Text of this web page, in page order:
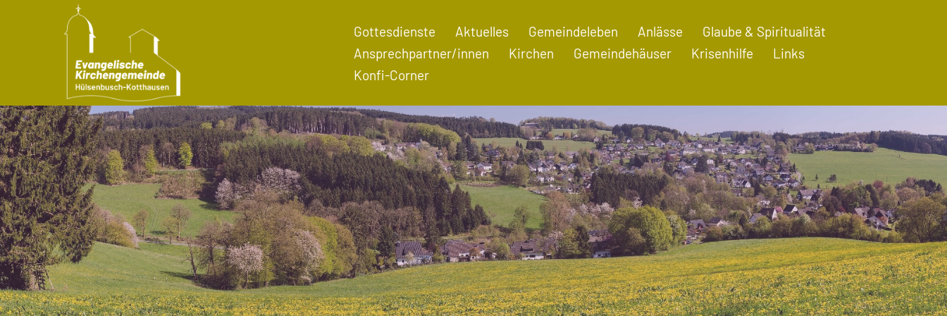
Gottesdienste Aktuelles Gemeindeleben Anlässe
Glaube & Spiritualität
Ansprechpartner/innen
Kirchen Gemeindehäuser Krisenhilfe
Links
Konfi-Corner